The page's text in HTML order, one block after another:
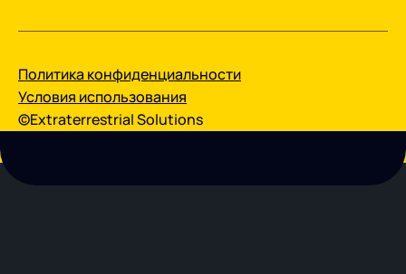
Политика конфиденциальности
Условия использования
©Extraterrestrial Solutions